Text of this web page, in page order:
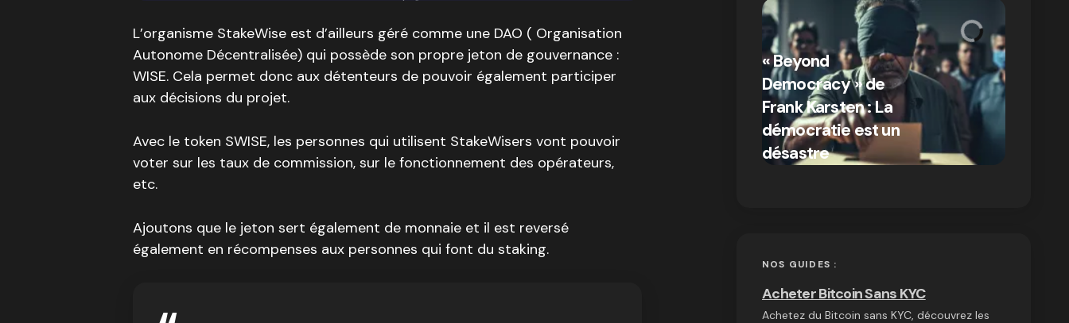
L’organisme StakeWise est d’ailleurs géré comme une DAO ( Organisation
Autonome Décentralisée) qui possède son propre jeton de gouvernance :
WISE. Cela permet donc aux détenteurs de pouvoir également participer
aux décisions du projet.
Avec le token SWISE, les personnes qui utilisent StakeWisers vont pouvoir
voter sur les taux de commission, sur le fonctionnement des opérateurs,
etc.
Ajoutons que le jeton sert également de monnaie et il est reversé
également en récompenses aux personnes qui font du staking.
« Beyond
Democracy » de
Frank Karsten : La
démocratie est un
désastre
on 03/10/2024
NOS GUIDES :
Acheter Bitcoin Sans KYC
Achetez du Bitcoin sans KYC, découvrez les